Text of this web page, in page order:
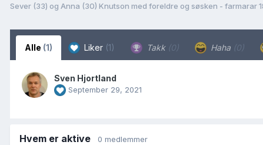
Sever (33) og Anna (30) Knutson med foreldre og søsken - farmarar
Alle (1) Liker (1) Takk (0) Haha (0)
Sven Hjortland
September 29, 2021
Hvem er aktive 0 medlemmer